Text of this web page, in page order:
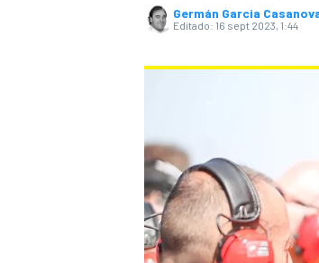
Germán Garcia
Editado: 16 sept 2023, 1:44